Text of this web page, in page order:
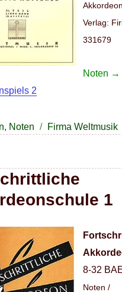
Akkordeon
Verlag:
331679
Noten
2
, Noten Schlagwörter
Firma Weltmusik
1
8-32
Noten /